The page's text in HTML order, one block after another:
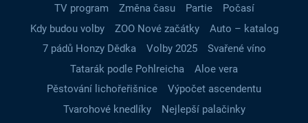
TV program
Změna času Partie
Počasí
Kdy budou volby
ZOO Nové začátky
Auto – katalog
7 pádů Honzy Dědka
Volby 2025
Svařené víno
Tatarák podle Pohlreicha
Aloe vera
Pěstování lichořeřišnice
Výpočet ascendentu
Tvarohové knedlíky
Nejlepší palačinky